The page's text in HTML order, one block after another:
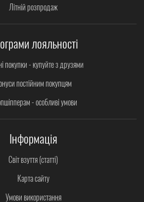
Літній розпродаж
лояльності
покупки - купуйте з друзями
постійним покупцям
- особливі умови
Інформація
Світ взуття (статті)
Карта сайту
Умови використання